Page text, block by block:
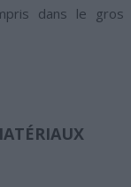
dans le gros